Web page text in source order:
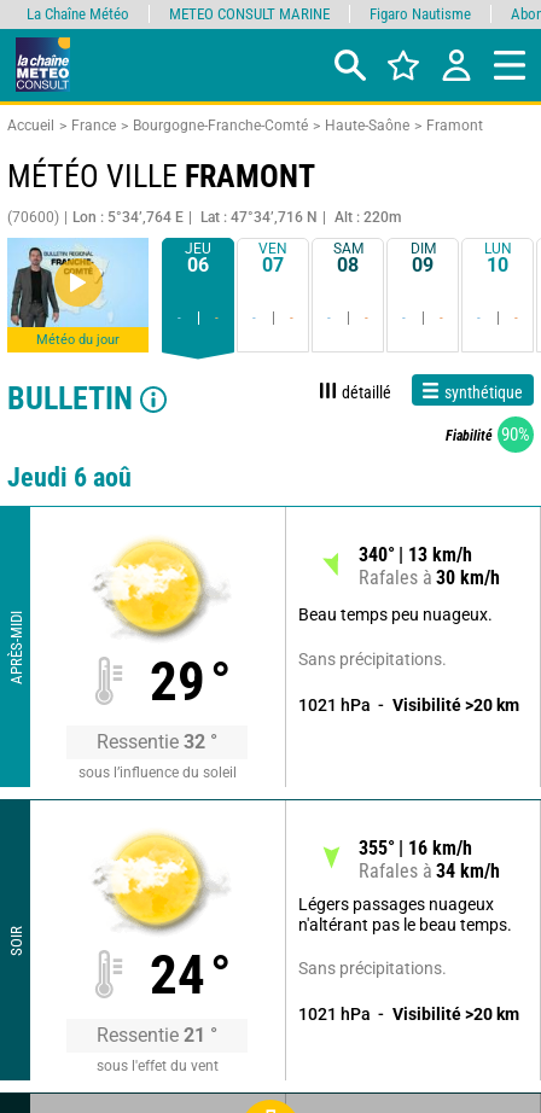
Accueil France Bourgogne-Franche-Comté Haute-Saône Framont
MÉTÉO VILLE FRAMONT
(70600) Lon : 5°34’,764 E Lat : 47°34’,716 N Alt : 220m
Météo du jour
JEU
06
- -
VEN
07
- -
SAM
08
- -
DIM
09
- -
LUN
10
- -
BULLETIN détaillé synthétique
Fiabilité 90%
Jeudi 6 aoû
APRÈS-MIDI 29°
Ressentie 32 °
sous l’influence du soleil
340° 13 km/h
Rafales à 30 km/h
Beau temps peu nuageux.
Sans précipitations.
1021 hPa Visibilité >20 km
SOIR
24°
Ressentie 21 °
sous l'effet du vent
355° 16 km/h
Rafales à 34 km/h
Légers passages nuageux
n'altérant pas le beau temps.
Sans précipitations.
1021 hPa Visibilité >20 km
La Chaîne Météo METEO CONSULT MARINE Figaro Nautisme